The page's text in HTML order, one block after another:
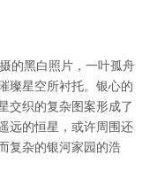
的黑白照片，一叶孤舟
璨星空所衬托。银心的
交织的复杂图案形成了
远的恒星，或许周围还
复杂的银河家园的浩